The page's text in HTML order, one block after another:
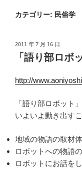
カテゴリー: 民俗学
投
2011 年 7 月 16 日
「語り部ロボ
http://
「語り部ロボット
いよいよ動き出す
地域の物語の取材
ロボットへの物語
ロボットにお話を